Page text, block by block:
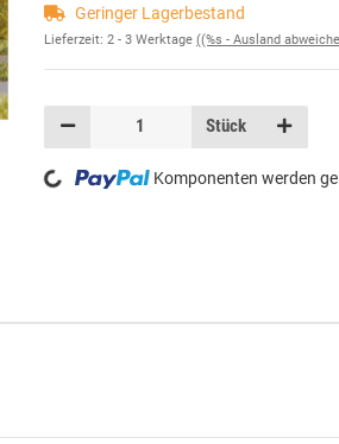
Geringer Lagerbestand
Lieferzeit: 2 - 3 Werktage ((%s - Ausland
Stück
Loading... Komponenten werden